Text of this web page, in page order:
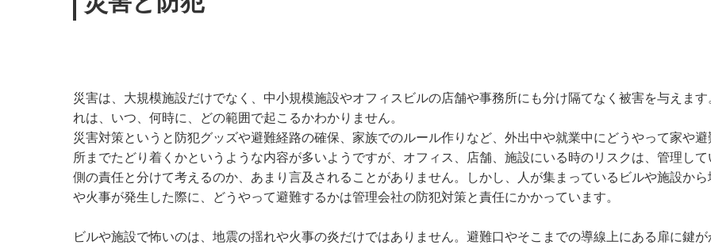
災害は、大規模施設だけでなく、中小規模施設やオフィスビルの店舗や事務所にも分け隔てなく被害を与えます
れは、いつ、何時に、どの範囲で起こるかわかりません。
災害対策というと防犯グッズや避難経路の確保、家族でのルール作りなど、外出中や就業中にどうやって家や避
所までたどり着くかというような内容が多いようですが、オフィス、店舗、施設にいる時のリスクは、管理して
側の責任と分けて考えるのか、あまり言及されることがありません。しかし、人が集まっているビルや施設から
や火事が発生した際に、どうやって避難するかは管理会社の防犯対策と責任にかかっています。
ビルや施設で怖いのは、地震の揺れや火事の炎だけではありません。避難口やそこまでの導線上にある扉に鍵が